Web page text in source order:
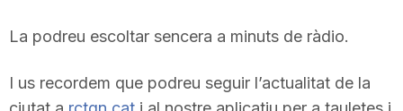
La podreu escoltar sencera a minuts de ràdio.
I us recordem que podreu seguir l’actualitat de la